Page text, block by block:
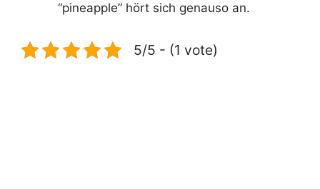
“pineapple” hört sich genauso an.
5/5 - (1 vote)